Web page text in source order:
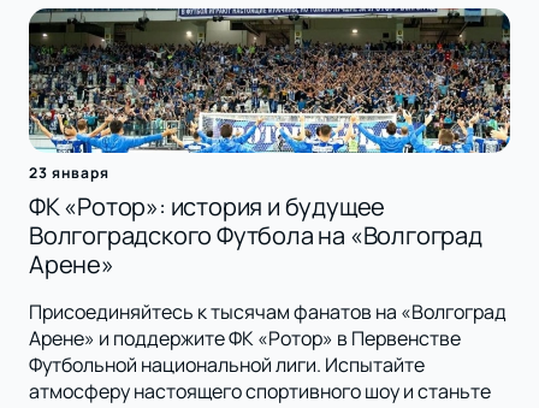
23 января
ФК «Ротор»: история и будущее
Волгоградского Футбола на «Волгоград
Арене»
Присоединяйтесь к тысячам фанатов на «Волгоград
Арене» и поддержите ФК «Ротор» в Первенстве
Футбольной национальной лиги. Испытайте
атмосферу настоящего спортивного шоу и станьте